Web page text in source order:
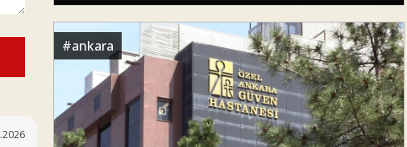
#ankara